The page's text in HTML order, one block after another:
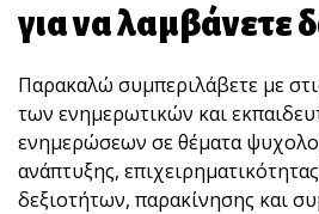
Μη μπερδεύεις το ποιος
κάνει.[...]
για να λαμβάνετε
Παρακαλώ συμπεριλάβετε με
των ενημερωτικών και
ενημερώσεων σε θέματα
ανάπτυξης,
δεξιοτήτων, παρακίνησης και